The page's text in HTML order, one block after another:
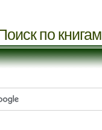
по книгам